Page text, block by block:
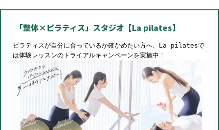
「整体×ピラティス」スタジオ【La pilates】
ピラティスが自分に合っているか確かめたい方へ、La pilatesで
は体験レッスンのトライアルキャンペーンを実施中！